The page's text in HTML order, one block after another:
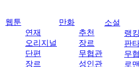
웹툰
연재
오리지널
단편
장르
만화
추천
장르
무협관
성인관
소설
랭킹
판
무협
로